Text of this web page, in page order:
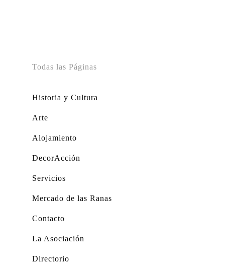
Todas las Páginas
Historia y Cultura
Arte
Alojamiento
DecorAcción
Servicios
Mercado de las Ranas
Contacto
La Asociación
Directorio